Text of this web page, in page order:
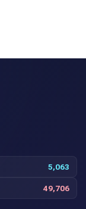
5,063
49,706